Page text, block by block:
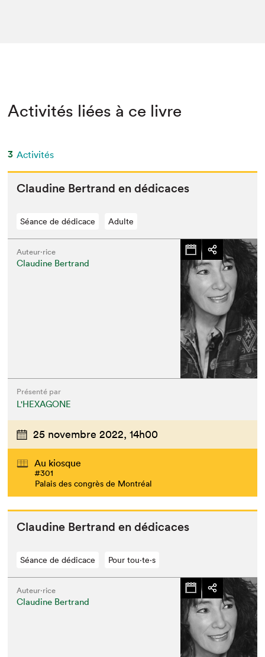
Activités liées à ce livre
3 Activités
Clau­dine Bertrand en dédicaces
Séance de dédicace Adulte
Auteur·rice
Claudine Bertrand
Présenté par
L'HEXAGONE
25 novembre 2022, 14h00
Au kiosque
#301
Palais des congrès de Montréal
Clau­dine Bertrand en dédicaces
Séance de dédicace Pour tou⋅te⋅s
Auteur·rice
Claudine Bertrand